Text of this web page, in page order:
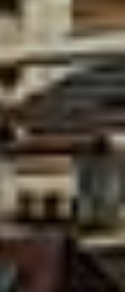
passende
Besuch in der
haben wir alle
wie Parkplätze,
dich